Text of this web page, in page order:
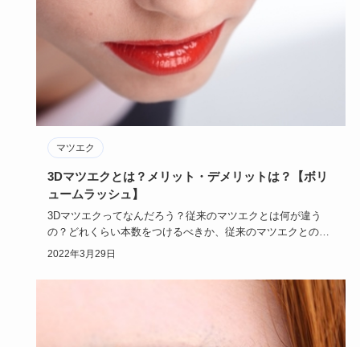
マツエク
3Dマツエクとは？メリット・デメリットは？【ボリ
ュームラッシュ】
3Dマツエクってなんだろう？従来のマツエクとは何が違う
の？どれくらい本数をつけるべきか、従来のマツエクとの持
ちはどれくらい…
2022年3月29日